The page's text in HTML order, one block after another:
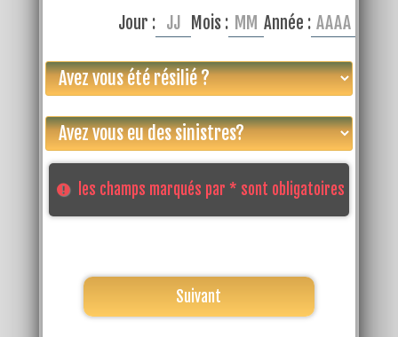
Jour : Mois : Année :
les champs marqués par * sont obligatoires
Suivant